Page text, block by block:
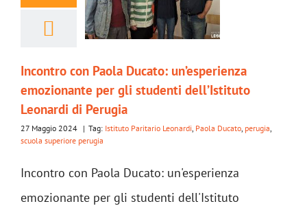
Incontro con Paola Ducato: un’esperienza
emozionante per gli studenti dell’Istituto
Leonardi di Perugia
27 Maggio 2024 | Tag: Istituto Paritario Leonardi Paola Ducato perugia
scuola superiore perugia
Incontro con Paola Ducato: un'esperienza
emozionante per gli studenti dell'Istituto